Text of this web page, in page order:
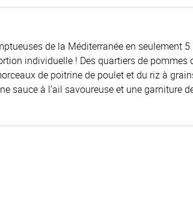
de la Méditerranée en seulement
individuelle ! Des quartiers de pommes
de poitrine de poulet et du riz à
sauce à l’ail savoureuse et une garniture